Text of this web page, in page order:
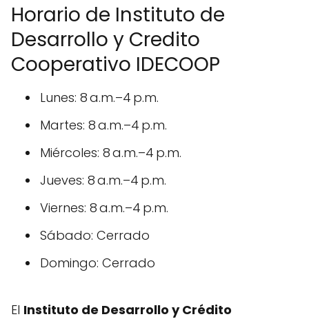
Horario de Instituto de
Desarrollo y Credito
Cooperativo IDECOOP
Lunes: 8 a.m.–4 p.m.
Martes: 8 a.m.–4 p.m.
Miércoles: 8 a.m.–4 p.m.
Jueves: 8 a.m.–4 p.m.
Viernes: 8 a.m.–4 p.m.
Sábado: Cerrado
Domingo: Cerrado
El Instituto de Desarrollo y Crédito